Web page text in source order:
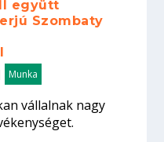
együtt
Szombaty
Munka
vállalnak nagy